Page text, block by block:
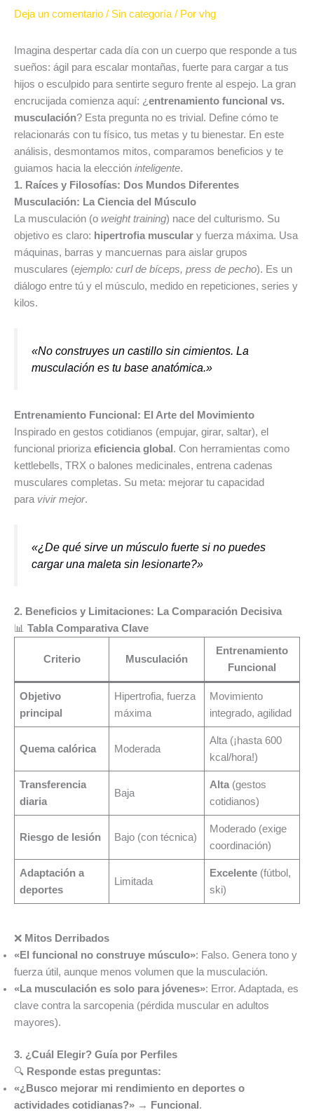
Deja un comentario / Sin categoría / Por vhg
Imagina despertar cada día con un cuerpo que responde a tus
sueños: ágil para escalar montañas, fuerte para cargar a tus
hijos o esculpido para sentirte seguro frente al espejo. La gran
encrucijada comienza aquí: ¿entrenamiento funcional vs.
musculación? Esta pregunta no es trivial. Define cómo te
relacionarás con tu físico, tus metas y tu bienestar. En este
análisis, desmontamos mitos, comparamos beneficios y te
guiamos hacia la elección inteligente.
1. Raíces y Filosofías: Dos Mundos Diferentes
Musculación: La Ciencia del Músculo
La musculación (o weight training) nace del culturismo. Su
objetivo es claro: hipertrofia muscular y fuerza máxima. Usa
máquinas, barras y mancuernas para aislar grupos
musculares (ejemplo: curl de bíceps, press de pecho). Es un
diálogo entre tú y el músculo, medido en repeticiones, series y
kilos.
«No construyes un castillo sin cimientos. La
musculación es tu base anatómica.»
Entrenamiento Funcional: El Arte del Movimiento
Inspirado en gestos cotidianos (empujar, girar, saltar), el
funcional prioriza eficiencia global . Con herramientas como
kettlebells, TRX o balones medicinales, entrena cadenas
musculares completas. Su meta: mejorar tu capacidad
para vivir mejor.
«¿De qué sirve un músculo fuerte si no puedes
cargar una maleta sin lesionarte?»
2. Beneficios y Limitaciones: La Comparación Decisiva
📊 Tabla Comparativa Clave
Criterio Musculación
Entrenamiento
Funcional
Objetivo
principal
Hipertrofia, fuerza
máxima
Movimiento
integrado, agilidad
Quema calórica Moderada
Alta (¡hasta 600
kcal/hora!)
Transferencia
diaria
Baja
Alta(gestos
cotidianos)
Riesgo de lesión Bajo (con técnica)
Moderado (exige
coordinación)
Adaptación a
deportes
Limitada
Excelente (fútbol,
ski)
❌ Mitos Derribados
«El funcional no construye músculo»: Falso. Genera tono y
fuerza útil, aunque menos volumen que la musculación.
«La musculación es solo para jóvenes»: Error. Adaptada, es
clave contra la sarcopenia (pérdida muscular en adultos
mayores).
3. ¿Cuál Elegir? Guía por Perfiles
🔍 Responde estas preguntas:
«¿Busco mejorar mi rendimiento en deportes o
actividades cotidianas?» → Funcional .